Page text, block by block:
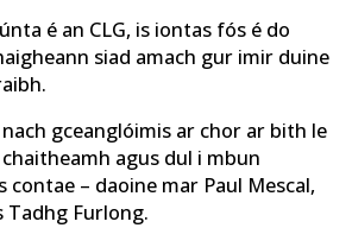
é an CLG, is iontas fós é do
siad amach gur imir duine
gceanglóimis ar chor ar bith le
chaitheamh agus dul i mbun
– daoine mar Paul Mescal,
Tadhg Furlong.